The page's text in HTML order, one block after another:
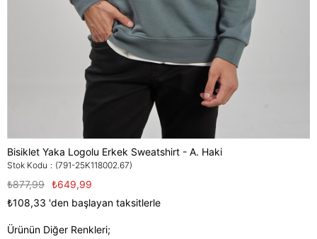
Bisiklet Yaka Logolu Erkek Sweatshirt - A. Haki
Stok Kodu (791-25K118002.67)
₺877,99 ₺649,99
₺108,33 'den başlayan taksitlerle
Ürünün Diğer Renkleri;